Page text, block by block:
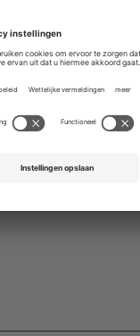
in
productie,
van hun
diverse groep
Volgens het